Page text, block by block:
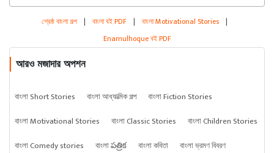
শ্রেষ্ঠ বাংলা গল্প | বাংলা বই PDF | বাংলা Motivational Stories |
Enamulhoque বই PDF
আরও মজাদার অপশন
বাংলা Short Stories বাংলা আধ্যাত্মিক গল্প
বাংলা Fiction Stories
বাংলা Motivational Stories
বাংলা Classic Stories
বাংলা Children Stories
বাংলা Comedy stories
বাংলা పత్రిక বাংলা কবিতা
বাংলা ভ্রমণ বিবরণ